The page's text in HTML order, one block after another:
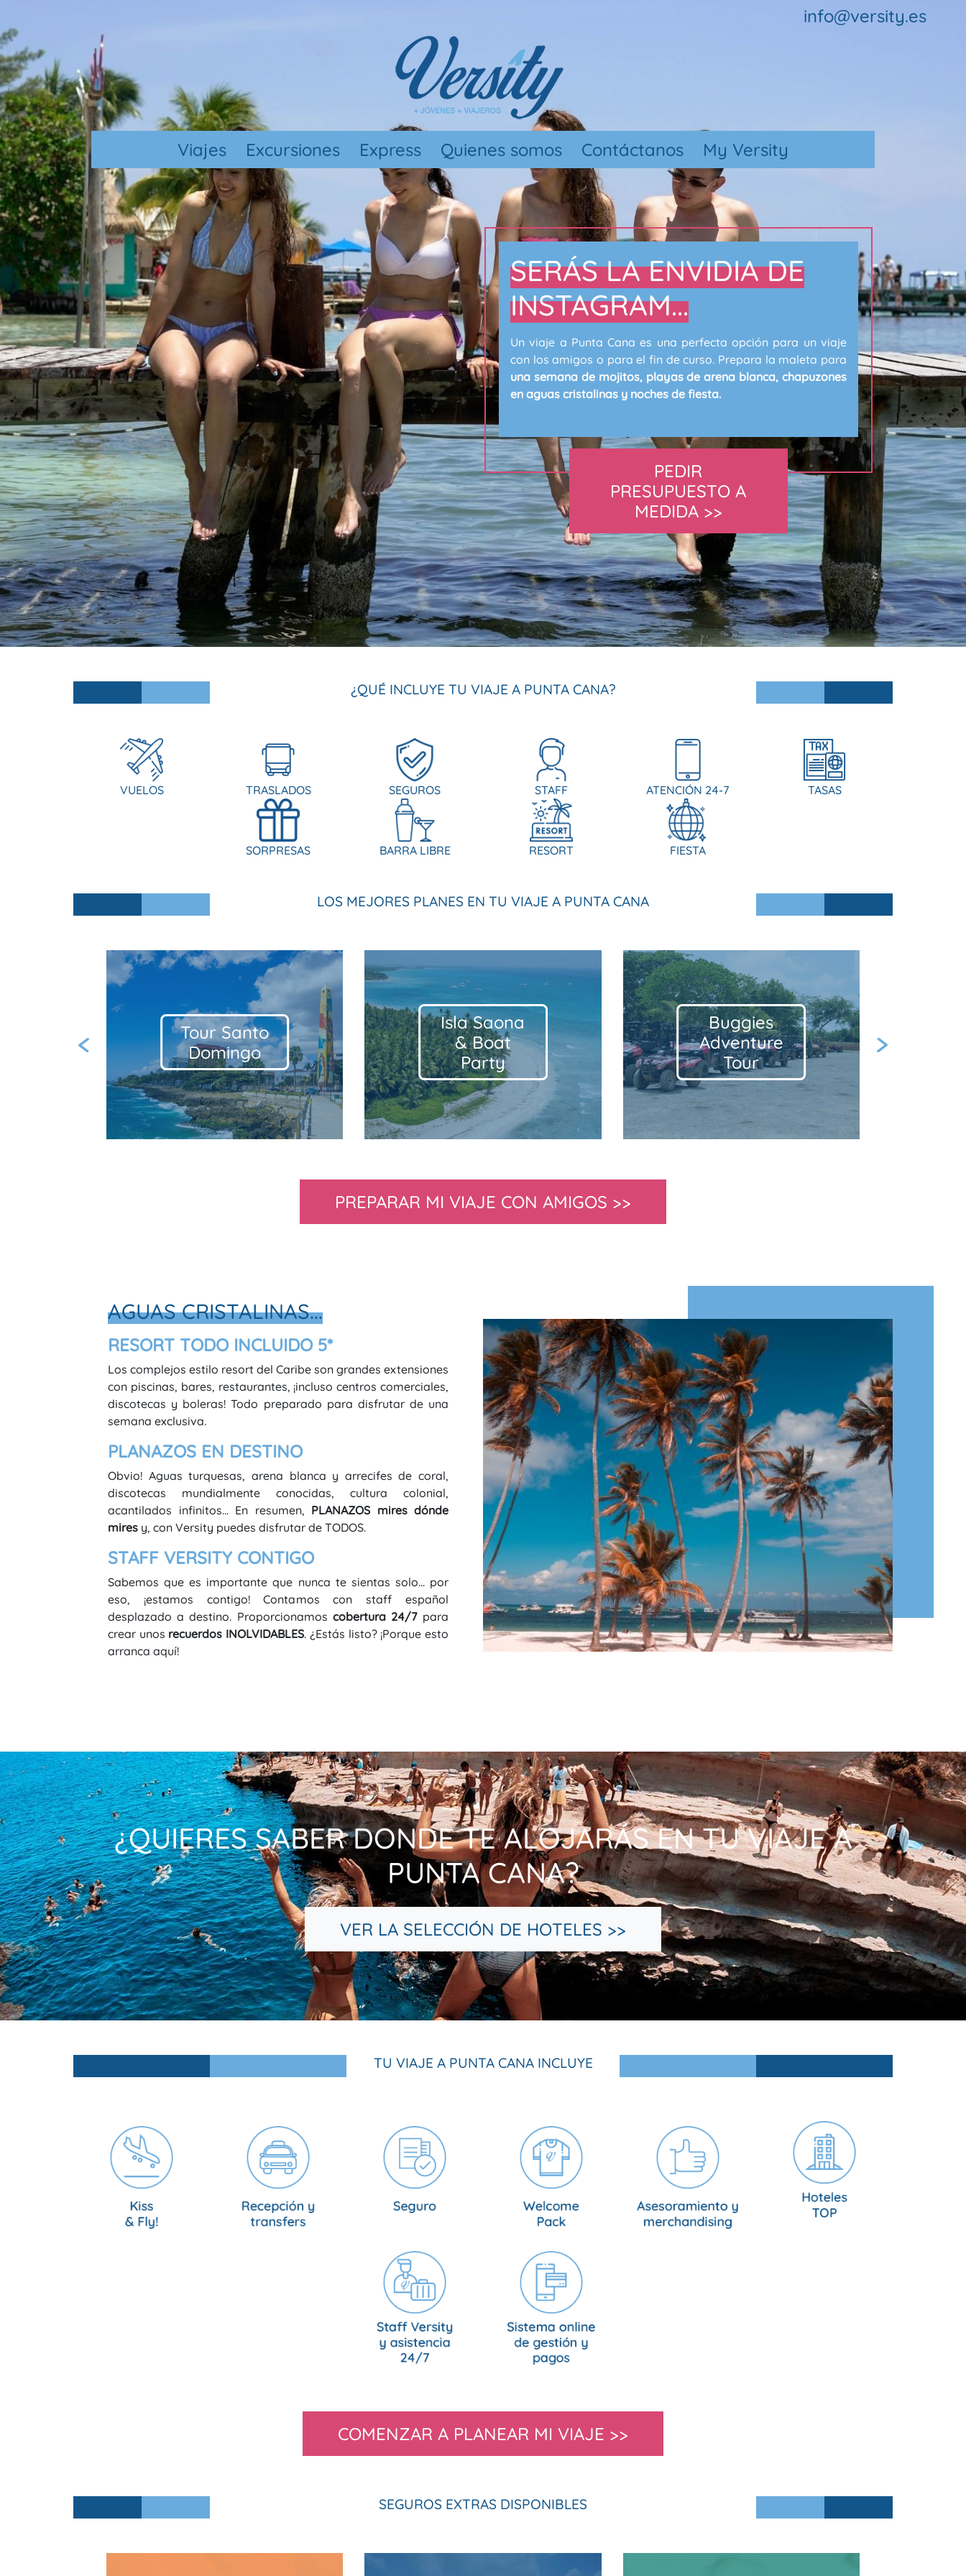
info@versity.es
Viajes Excursiones Express Quienes somos Contáctanos My Versity
SERÁS LA ENVIDIA DE
INSTAGRAM...
Un viaje a Punta Cana es una perfecta opción para un viaje
con los amigos o para el fin de curso. Prepara la maleta para
una semana de mojitos, playas de arena blanca, chapuzones
en aguas cristalinas y noches de fiesta.
PEDIR
PRESUPUESTO A
MEDIDA >>
¿QUÉ INCLUYE TU VIAJE A PUNTA CANA?
VUELOS TRASLADOS SEGUROS STAFF ATENCIÓN 24-7 TASAS
SORPRESAS BARRA LIBRE RESORT FIESTA
LOS MEJORES PLANES EN TU VIAJE A PUNTA CANA
Isla Saona
& Boat
Party
Buggies
Adventure
Tour
Catamarán
Tour
Previous Next
PREPARAR MI VIAJE CON AMIGOS >>
AGUAS CRISTALINAS...
RESORT TODO INCLUIDO 5*
Los complejos estilo resort del Caribe son grandes extensiones
con piscinas, bares, restaurantes, ¡incluso centros comerciales,
discotecas y boleras! Todo preparado para disfrutar de una
semana exclusiva.
PLANAZOS EN DESTINO
Obvio! Aguas turquesas, arena blanca y arrecifes de coral,
discotecas mundialmente conocidas, cultura colonial,
acantilados infinitos... En resumen, PLANAZOS mires dónde
mires y, con Versity puedes disfrutar de TODOS.
STAFF VERSITY CONTIGO
Sabemos que es importante que nunca te sientas solo... por
eso, ¡estamos contigo! Contamos con staff español
desplazado a destino. Proporcionamos cobertura 24/7para
crear unos recuerdos INOLVIDABLES. ¿Estás listo? ¡Porque esto
arranca aquí!
¿QUIERES SABER DONDE TE ALOJARÁS EN TU VIAJE A
PUNTA CANA?
VER LA SELECCIÓN DE HOTELES >>
TU VIAJE A PUNTA CANA INCLUYE
COMENZAR A PLANEAR MI VIAJE >>
SEGUROS EXTRAS DISPONIBLES